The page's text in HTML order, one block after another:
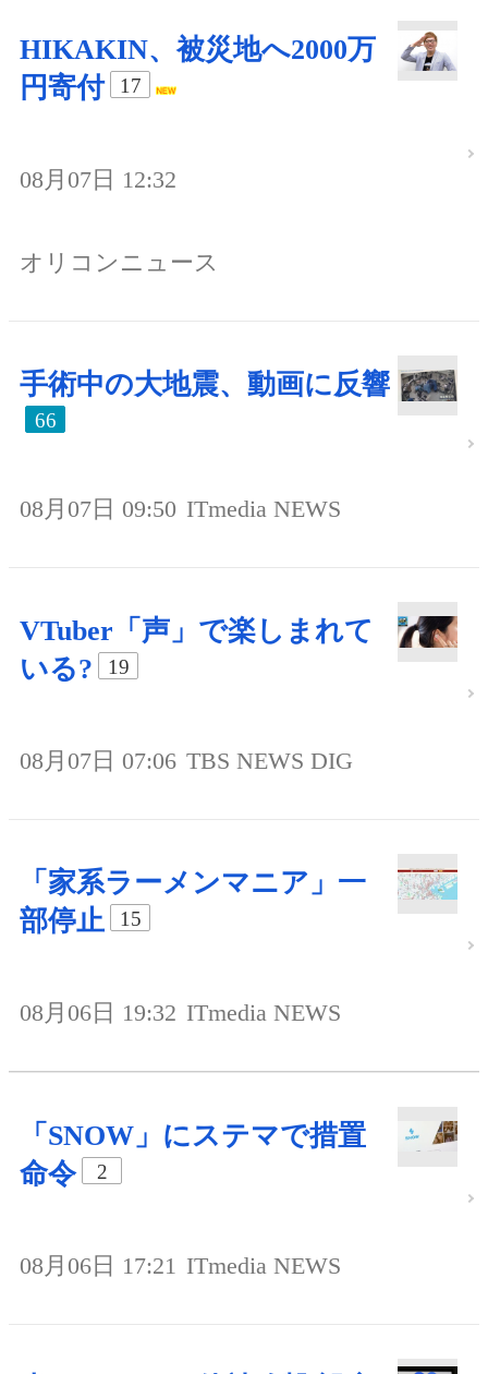
HIKAKIN、被災地へ2000万
円寄付
17
08月07日 12:32
オリコンニュース
手術中の大地震、動画に反響
66
08月07日 09:50 ITmedia NEWS
VTuber「声」で楽しまれて
いる?
19
08月07日 07:06 TBS NEWS DIG
「家系ラーメンマニア」一
部停止
15
08月06日 19:32 ITmedia NEWS
「SNOW」にステマで措置
命令
2
08月06日 17:21 ITmedia NEWS